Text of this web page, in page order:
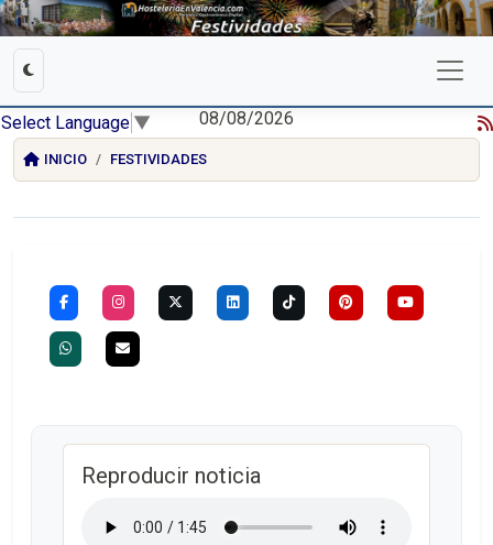
Select Language ▼ 08/08/2026
INICIO FESTIVIDADES
Reproducir noticia